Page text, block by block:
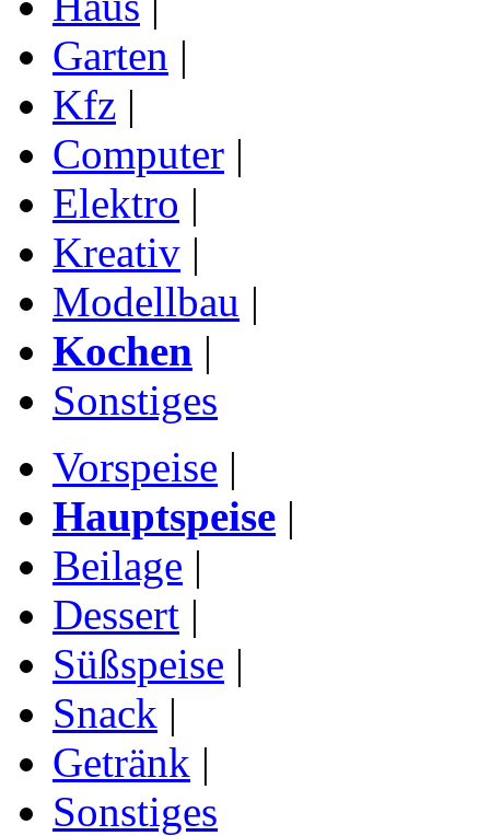
Garten |
Kfz |
Computer |
Elektro |
Kreativ |
Modellbau |
Kochen |
Sonstiges
Vorspeise |
Hauptspeise |
Beilage |
Dessert |
Süßspeise |
Snack |
Getränk |
Sonstiges